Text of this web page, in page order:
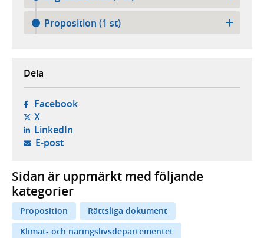
Proposition (1 st)
Dela
Facebook- öppnas i ny flik, extern webbplats,
X- öppnas i ny flik, extern webbplats,
LinkedIn- öppnas i ny flik, extern webbplats,
E-post- öppnar din e-postklient,
Sidan är uppmärkt med följande
kategorier
Proposition
Rättsliga dokument
Klimat- och näringslivsdepartementet